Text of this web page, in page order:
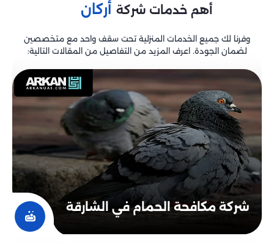
أهم خدمات شركة أركان
وفرنا لك جميع الخدمات المنزلية تحت سقف واحد مع متخصصين
لضمان الجودة. اعرف المزيد من التفاصيل من المقالات التالية:
شركة مكافحة الحمام في الشارقة